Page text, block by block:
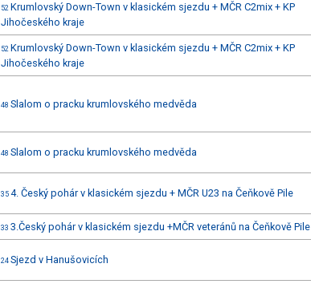
52 Krumlovský Down-Town v klasickém sjezdu + MČR C2mix + KP
Jihočeského kraje
52 Krumlovský Down-Town v klasickém sjezdu + MČR C2mix + KP
Jihočeského kraje
48 Slalom o pracku krumlovského medvěda
48 Slalom o pracku krumlovského medvěda
35 4. Český pohár v klasickém sjezdu + MČR U23 na Čeňkově Pile
33 3.Český pohár v klasickém sjezdu +MČR veteránů na Čeňkově Pile
24 Sjezd v Hanušovicích